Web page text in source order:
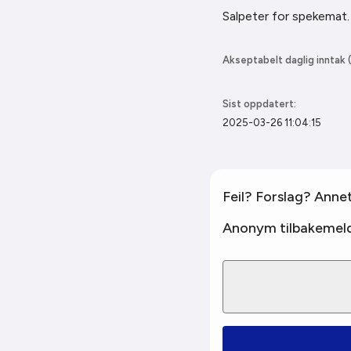
Salpeter for spekemat.
Akseptabelt daglig inntak
Sist oppdatert:
2025-03-26 11:04:15
Feil? Forslag?
Anonym